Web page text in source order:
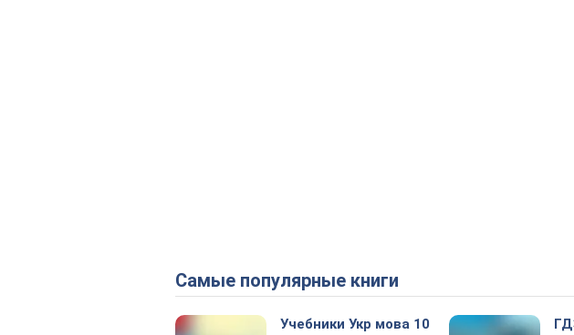
Самые популярные книги
Учебники Укр мова 10